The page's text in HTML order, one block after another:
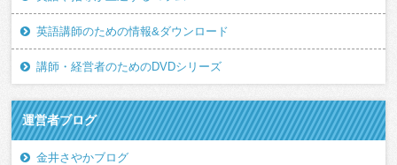
英語講師のための情報&ダウンロード
講師・経営者のためのDVDシリーズ
運営者ブログ
金井さやかブログ